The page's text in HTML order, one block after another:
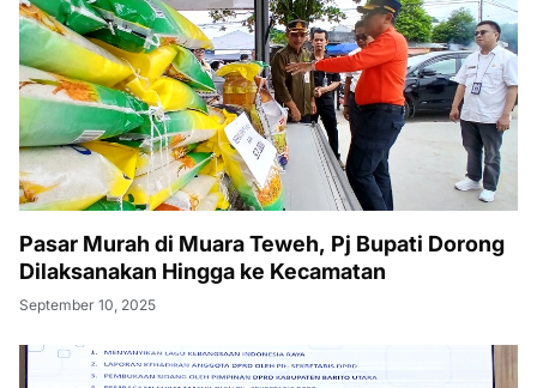
Pasar Murah di Muara Teweh, Pj Bupati Dorong
Dilaksanakan Hingga ke Kecamatan
September 10, 2025